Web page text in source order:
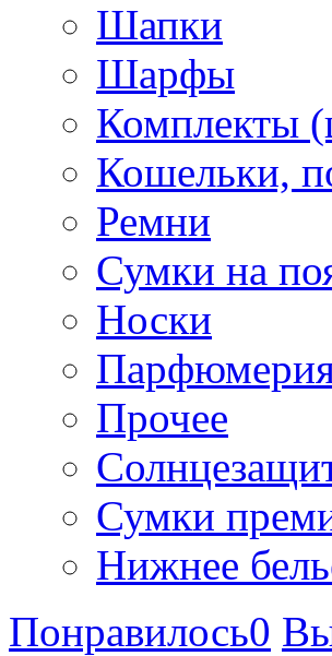
Шапки
Шарфы
Комплекты
Кошельки,
Ремни
Сумки на
Носки
Прочее
Сумки
Нижнее
Понравилось0